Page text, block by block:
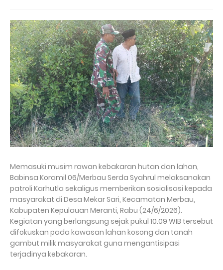
Memasuki musim rawan kebakaran hutan dan lahan,
Babinsa Koramil 06/Merbau Serda Syahrul melaksanakan
patroli Karhutla sekaligus memberikan sosialisasi kepada
masyarakat di Desa Mekar Sari, Kecamatan Merbau,
Kabupaten Kepulauan Meranti, Rabu (24/6/2026).
Kegiatan yang berlangsung sejak pukul 10.09 WIB tersebut
difokuskan pada kawasan lahan kosong dan tanah
gambut milik masyarakat guna mengantisipasi
terjadinya kebakaran.